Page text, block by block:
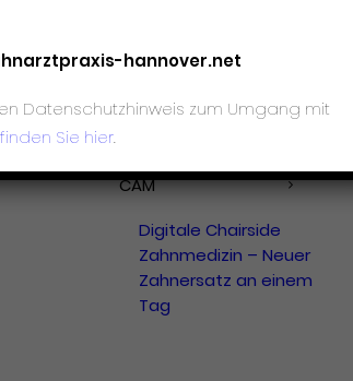
Volumentomographie
CAM
Digitale Chairside
Zahnmedizin – Neuer
Zahnersatz an einem
Tag
hannover.net
Datenschutzhinweis zum Umgang mit
finden Sie hier.